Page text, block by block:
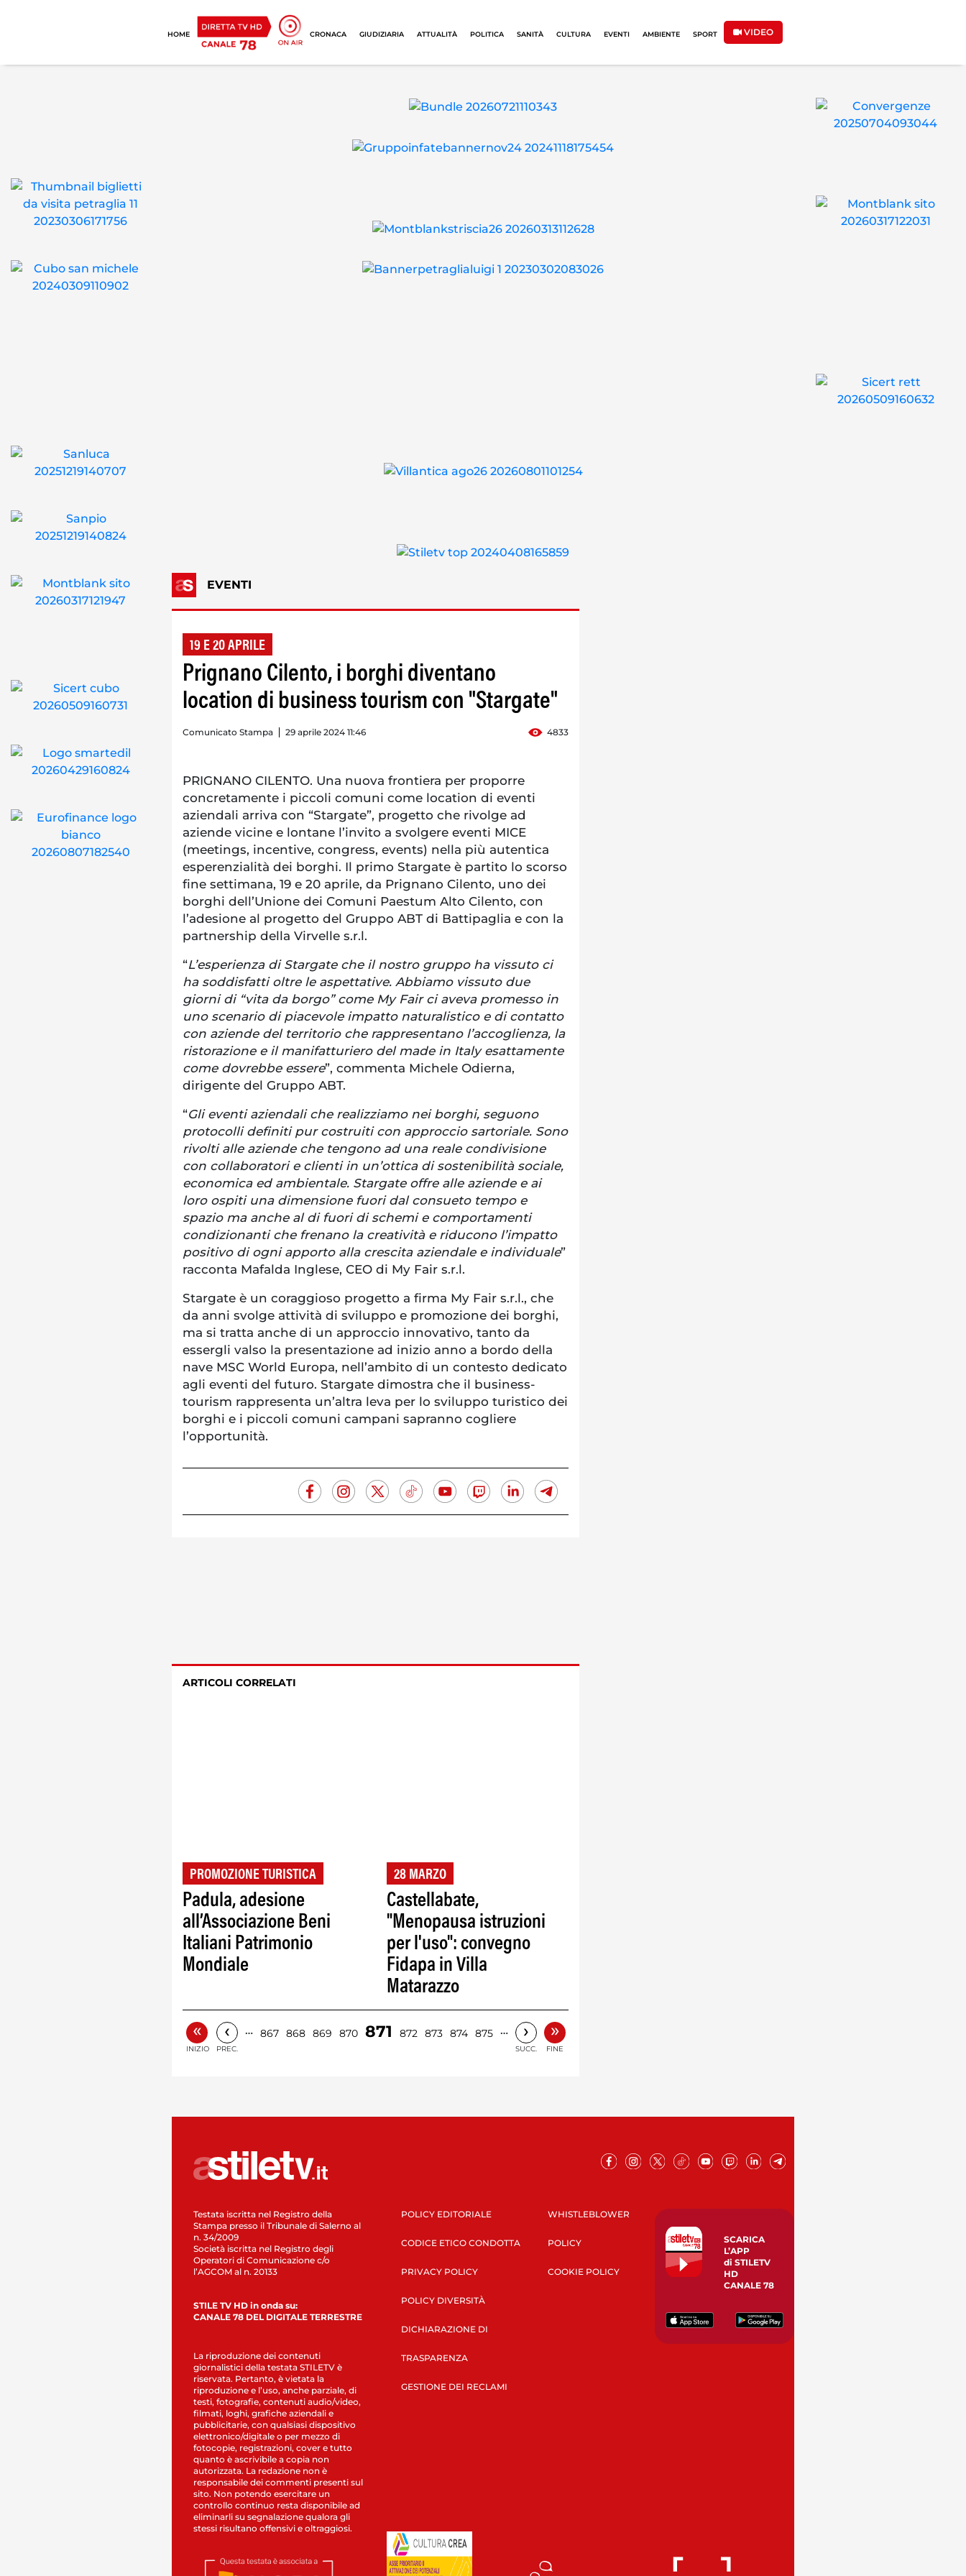
HOME CRONACA GIUDIZIARIA ATTUALITÀ POLITICA SANITÀ CULTURA EVENTI AMBIENTE SPORT VIDEO
EVENTI
19 E 20 APRILE
Prignano Cilento, i borghi diventano
location di business tourism con "Stargate"
Comunicato Stampa 29 aprile 2024 11:46 4833
PRIGNANO CILENTO. Una nuova frontiera per proporre
concretamente i piccoli comuni come location di eventi
aziendali arriva con “Stargate”, progetto che rivolge ad
aziende vicine e lontane l’invito a svolgere eventi MICE
(meetings, incentive, congress, events) nella più autentica
esperenzialità dei borghi. Il primo Stargate è partito lo scorso
fine settimana, 19 e 20 aprile, da Prignano Cilento, uno dei
borghi dell’Unione dei Comuni Paestum Alto Cilento, con
l’adesione al progetto del Gruppo ABT di Battipaglia e con la
partnership della Virvelle s.r.l.
“L’esperienza di Stargate che il nostro gruppo ha vissuto ci
ha soddisfatti oltre le aspettative. Abbiamo vissuto due
giorni di “vita da borgo” come My Fair ci aveva promesso in
uno scenario di piacevole impatto naturalistico e di contatto
con aziende del territorio che rappresentano l’accoglienza, la
ristorazione e il manifatturiero del made in Italy esattamente
come dovrebbe essere”, commenta Michele Odierna,
dirigente del Gruppo ABT.
“Gli eventi aziendali che realizziamo nei borghi, seguono
protocolli definiti pur costruiti con approccio sartoriale. Sono
rivolti alle aziende che tengono ad una reale condivisione
con collaboratori e clienti in un’ottica di sostenibilità sociale,
economica ed ambientale. Stargate offre alle aziende e ai
loro ospiti una dimensione fuori dal consueto tempo e
spazio ma anche al di fuori di schemi e comportamenti
condizionanti che frenano la creatività e riducono l’impatto
positivo di ogni apporto alla crescita aziendale e individuale”
racconta Mafalda Inglese, CEO di My Fair s.r.l.
Stargate è un coraggioso progetto a firma My Fair s.r.l., che
da anni svolge attività di sviluppo e promozione dei borghi,
ma si tratta anche di un approccio innovativo, tanto da
essergli valso la presentazione ad inizio anno a bordo della
nave MSC World Europa, nell’ambito di un contesto dedicato
agli eventi del futuro. Stargate dimostra che il business-
tourism rappresenta un’altra leva per lo sviluppo turistico dei
borghi e i piccoli comuni campani sapranno cogliere
l’opportunità.
ARTICOLI CORRELATI
PROMOZIONE TURISTICA
Padula, adesione
all’Associazione Beni
Italiani Patrimonio
Mondiale
28 MARZO
Castellabate,
"Menopausa istruzioni
per l'uso": convegno
Fidapa in Villa
Matarazzo
«
INIZIO
‹
PREC.
… 867 868 869 870 871 872 873 874 875 … ›
SUCC.
»
FINE
Testata iscritta nel Registro della
Stampa presso il Tribunale di Salerno al
n. 34/2009
Società iscritta nel Registro degli
Operatori di Comunicazione c/o
l’AGCOM al n. 20133
STILE TV HD in onda su:
CANALE 78 DEL DIGITALE TERRESTRE
La riproduzione dei contenuti
giornalistici della testata STILETV è
riservata. Pertanto, è vietata la
riproduzione e l’uso, anche parziale, di
testi, fotografie, contenuti audio/video,
filmati, loghi, grafiche aziendali e
pubblicitarie, con qualsiasi dispositivo
elettronico/digitale o per mezzo di
fotocopie, registrazioni, cover e tutto
quanto è ascrivibile a copia non
autorizzata. La redazione non è
responsabile dei commenti presenti sul
sito. Non potendo esercitare un
controllo continuo resta disponibile ad
eliminarli su segnalazione qualora gli
stessi risultano offensivi e oltraggiosi.
POLICY EDITORIALE
CODICE ETICO CONDOTTA
PRIVACY POLICY
POLICY DIVERSITÀ
DICHIARAZIONE DI
TRASPARENZA
GESTIONE DEI RECLAMI
WHISTLEBLOWER
POLICY
COOKIE POLICY
SCARICA
L’APP
di STILETV
HD
CANALE 78